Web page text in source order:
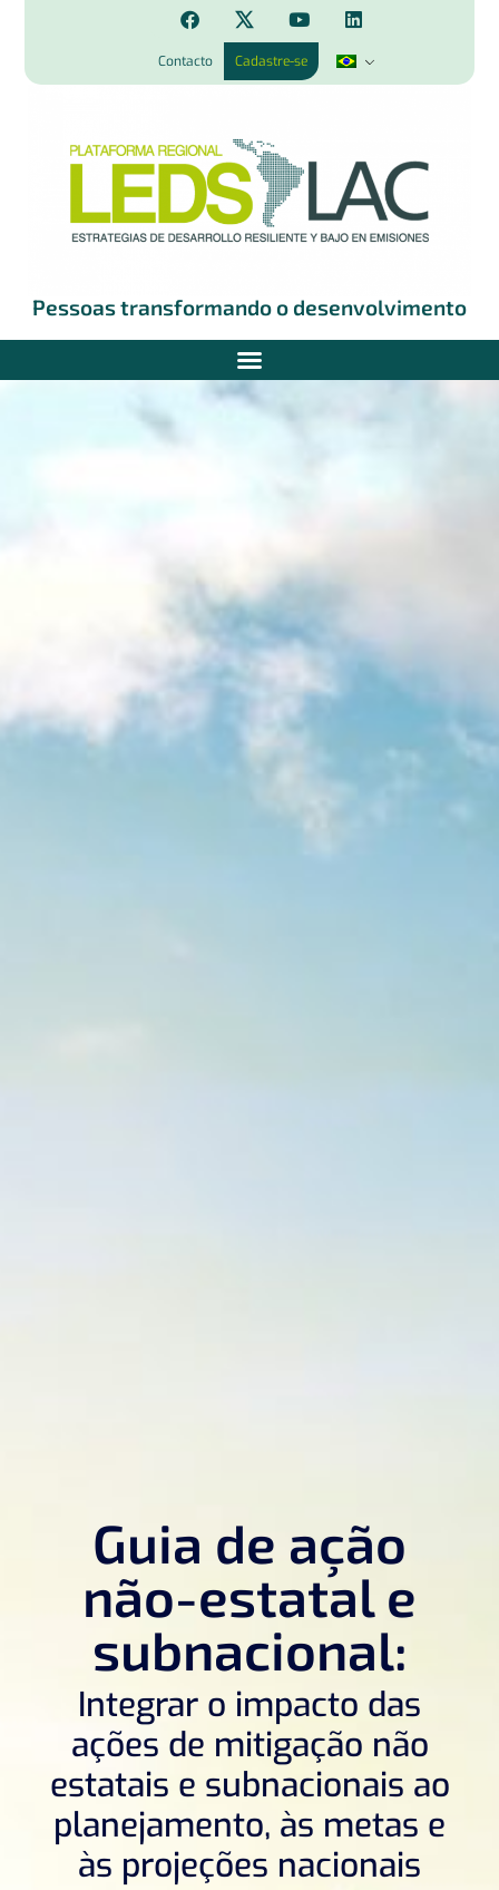
Contacto Cadastre-se
Pessoas transformando o desenvolvimento
Guia de ação
não-estatal e
subnacional:
Integrar o impacto das
ações de mitigação não
estatais e subnacionais ao
planejamento, às metas e
às projeções nacionais